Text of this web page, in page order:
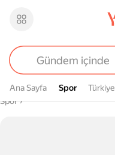
Ana Sayfa Spor
Spor Türkiye
Buradasın
Spor›